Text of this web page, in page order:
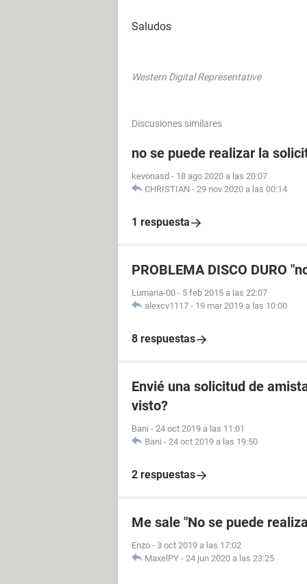
Saludos
Western Digital Representative
Discusiones similares
no se puede realizar la
kevonasd - 18 ago 2020 a las 20:07
CHRISTIAN - 29 nov 2020 a las 00:14
1 respuesta
PROBLEMA DISCO DURO
Lumaria-00 - 5 feb 2015 a las 22:07
alexcv1117 - 19 mar 2019 a las 10:00
8 respuestas
Envié una solicitud de
visto?
Bani - 24 oct 2019 a las 11:01
Bani - 24 oct 2019 a las 19:50
2 respuestas
Me sale "No se puede
Enzo - 3 oct 2019 a las 17:02
MaxelPY - 24 jun 2020 a las 23:25